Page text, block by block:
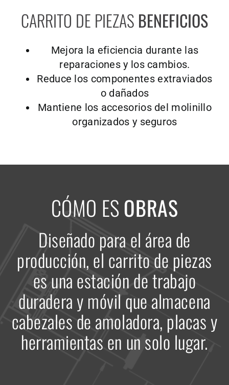
CARRITO DE PIEZAS BENEFICIOS
Mejora la eficiencia durante las
reparaciones y los cambios.
Reduce los componentes extraviados
o dañados
Mantiene los accesorios del molinillo
organizados y seguros
CÓMO ESOBRAS
Diseñado para el área de
producción, el carrito de piezas
es una estación de trabajo
duradera y móvil que almacena
cabezales de amoladora, placas y
herramientas en un solo lugar.